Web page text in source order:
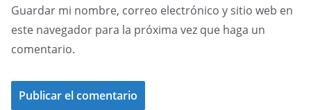
Guardar mi nombre, correo electrónico y sitio web en
este navegador para la próxima vez que haga un
comentario.